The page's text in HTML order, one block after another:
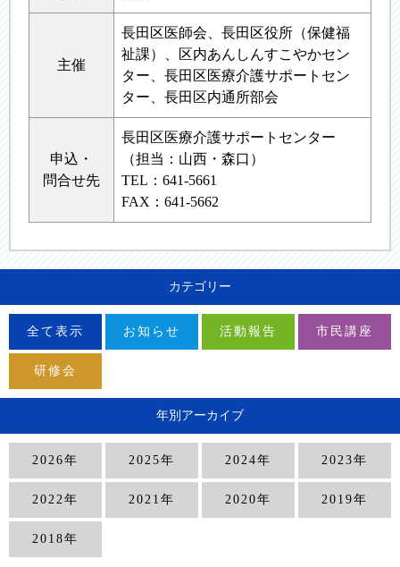
主催
長田区医師会、長田区役所（保健福
祉課）、区内あんしんすこやかセン
ター、長田区医療介護サポートセン
ター、長田区内通所部会
申込・
問合せ先
長田区医療介護サポートセンター
（担当：山西・森口）
TEL：641-5661
FAX：641-5662
カテゴリー
全て表示 お知らせ 活動報告 市民講座
研修会
年別アーカイブ
2026年 2025年 2024年 2023年
2022年 2021年 2020年 2019年
2018年